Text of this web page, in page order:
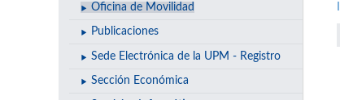
Oficina de Movilidad
Publicaciones
Sede Electrónica de la UPM - Registro
Sección Económica